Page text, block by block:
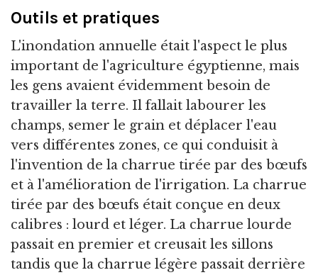
Outils et pratiques
L'inondation annuelle était l'aspect le plus
important de l'agriculture égyptienne, mais
les gens avaient évidemment besoin de
travailler la terre. Il fallait labourer les
champs, semer le grain et déplacer l'eau
vers différentes zones, ce qui conduisit à
l'invention de la charrue tirée par des bœufs
et à l'amélioration de l'irrigation. La charrue
tirée par des bœufs était conçue en deux
calibres : lourd et léger. La charrue lourde
passait en premier et creusait les sillons
tandis que la charrue légère passait derrière